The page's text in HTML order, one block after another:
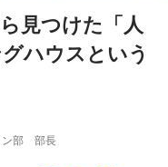
見つけた「人
ハウスという
ン部 部長